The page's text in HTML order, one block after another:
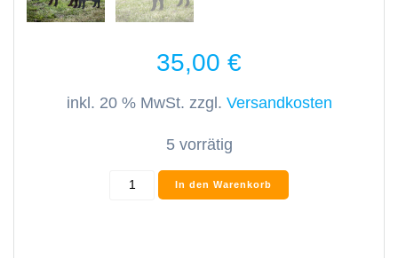
35,00 €
inkl. 20 % MwSt. zzgl. Versandkosten
5 vorrätig
SchweinIn den Warenkorb